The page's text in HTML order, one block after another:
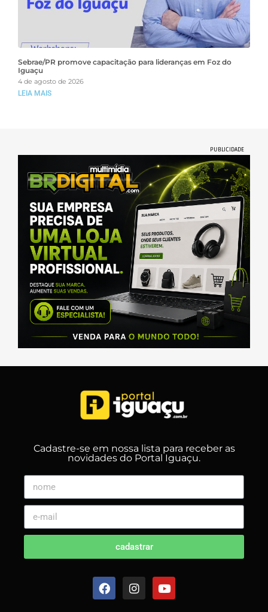
Sebrae/PR promove capacitação para lideranças em Foz do
Iguaçu
4 de agosto de 2026
LEIA MAIS
PUBLICIDADE
Cadastre-se em nossa lista para receber as
novidades do Portal Iguaçu.
cadastrar